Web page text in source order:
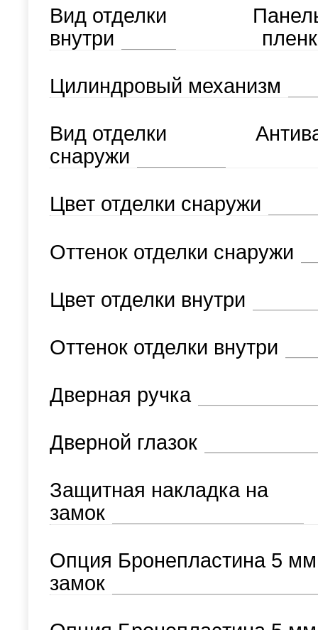
Вид отделки
внутри
Цилиндровый механизм
Вид отделки
снаружи
Цвет отделки снаружи
Оттенок отделки снаружи
Цвет отделки внутри
Оттенок отделки внутри
Дверная ручка
Дверной глазок
Защитная накладка на
замок
Опция Бронепластина 5
замок